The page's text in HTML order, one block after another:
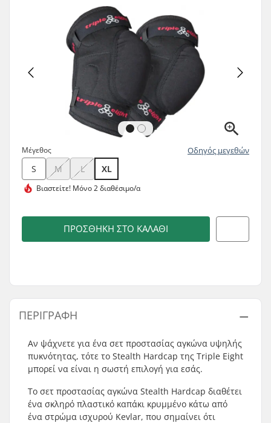
Μέγεθος Οδηγός μεγεθών
S M L XL
Βιαστείτε! Μόνο 2 διαθέσιμο/α
ΠΡΟΣΘΉΚΗ ΣΤΟ ΚΑΛΆΘΙ
ΠΕΡΙΓΡΑΦΉ
Αν ψάχνετε για ένα σετ προστασίας αγκώνα υψηλής
πυκνότητας, τότε το Stealth Hardcap της Triple Eight
μπορεί να είναι η σωστή επιλογή για εσάς.
Το σετ προστασίας αγκώνα Stealth Hardcap διαθέτει
ένα σκληρό πλαστικό καπάκι κρυμμένο κάτω από
ένα στρώμα ισχυρού Kevlar, που σημαίνει ότι